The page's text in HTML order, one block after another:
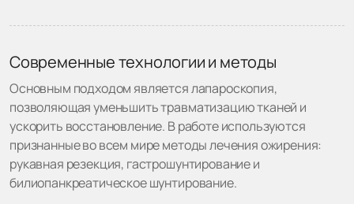
Современные технологии и методы
Основным подходом является лапароскопия,
позволяющая уменьшить травматизацию тканей и
ускорить восстановление. В работе используются
признанные во всем мире методы лечения ожирения:
рукавная резекция, гастрошунтирование и
билиопанкреатическое шунтирование.